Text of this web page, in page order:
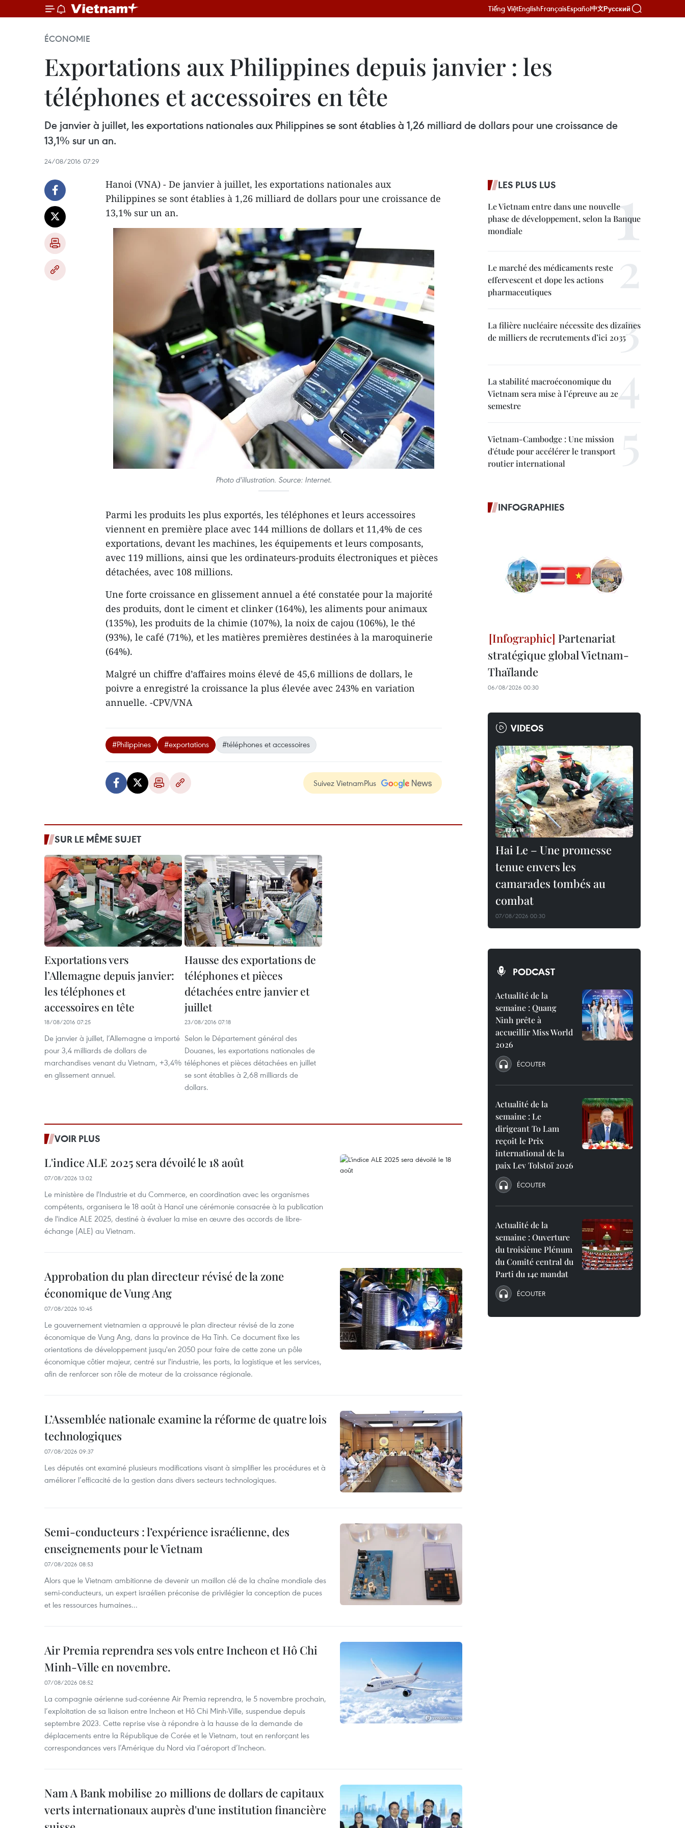
Tiếng ViệtEnglishFrançaisEspañol中文Русский
ÉCONOMIE
Exportations aux Philippines depuis janvier : les
téléphones et accessoires en tête
De janvier à juillet, les exportations nationales aux Philippines se sont établies à 1,26 milliard de dollars pour une croissance de
13,1% sur un an.
24/08/2016 07:29
Hanoi (VNA) - De janvier à juillet, les exportations nationales aux
Philippines se sont établies à 1,26 milliard de dollars pour une croissance de
13,1% sur un an.
Photo d'illustration. Source: Internet.
Parmi les produits les plus exportés, les téléphones et leurs accessoires
viennent en première place avec 144 millions de dollars et 11,4% de ces
exportations, devant les machines, les équipements et leurs composants,
avec 119 millions, ainsi que les ordinateurs-produits électroniques et pièces
détachées, avec 108 millions.
Une forte croissance en glissement annuel a été constatée pour la majorité
des produits, dont le ciment et clinker (164%), les aliments pour animaux
(135%), les produits de la chimie (107%), la noix de cajou (106%), le thé
(93%), le café (71%), et les matières premières destinées à la maroquinerie
(64%).
Malgré un chiffre d’affaires moins élevé de 45,6 millions de dollars, le
poivre a enregistré la croissance la plus élevée avec 243% en variation
annuelle. -CPV/VNA
#Philippines #exportations #téléphones et accessoires
Suivez VietnamPlus
SUR LE MÊME SUJET
Exportations vers
l’Allemagne depuis janvier:
les téléphones et
accessoires en tête
18/08/2016 07:25
De janvier à juillet, l’Allemagne a importé
pour 3,4 milliards de dollars de
marchandises venant du Vietnam, +3,4%
en glissement annuel.
Hausse des exportations de
téléphones et pièces
détachées entre janvier et
juillet
23/08/2016 07:18
Selon le Département général des
Douanes, les exportations nationales de
téléphones et pièces détachées en juillet
se sont établies à 2,68 milliards de
dollars.
VOIR PLUS
L'indice ALE 2025 sera dévoilé le 18 août
07/08/2026 13:02
Le ministère de l'Industrie et du Commerce, en coordination avec les organismes
compétents, organisera le 18 août à Hanoï une cérémonie consacrée à la publication
de l'indice ALE 2025, destiné à évaluer la mise en œuvre des accords de libre-
échange (ALE) au Vietnam.
Approbation du plan directeur révisé de la zone
économique de Vung Ang
07/08/2026 10:45
Le gouvernement vietnamien a approuvé le plan directeur révisé de la zone
économique de Vung Ang, dans la province de Ha Tinh. Ce document fixe les
orientations de développement jusqu'en 2050 pour faire de cette zone un pôle
économique côtier majeur, centré sur l'industrie, les ports, la logistique et les services,
afin de renforcer son rôle de moteur de la croissance régionale.
L’Assemblée nationale examine la réforme de quatre lois
technologiques
07/08/2026 09:37
Les députés ont examiné plusieurs modifications visant à simplifier les procédures et à
améliorer l’efficacité de la gestion dans divers secteurs technologiques.
Semi-conducteurs : l’expérience israélienne, des
enseignements pour le Vietnam
07/08/2026 08:53
Alors que le Vietnam ambitionne de devenir un maillon clé de la chaîne mondiale des
semi-conducteurs, un expert israélien préconise de privilégier la conception de puces
et les ressources humaines...
Air Premia reprendra ses vols entre Incheon et Hô Chi
Minh-Ville en novembre.
07/08/2026 08:52
La compagnie aérienne sud-coréenne Air Premia reprendra, le 5 novembre prochain,
l’exploitation de sa liaison entre Incheon et Hô Chi Minh-Ville, suspendue depuis
septembre 2023. Cette reprise vise à répondre à la hausse de la demande de
déplacements entre la République de Corée et le Vietnam, tout en renforçant les
correspondances vers l’Amérique du Nord via l’aéroport d’Incheon.
Nam A Bank mobilise 20 millions de dollars de capitaux
verts internationaux auprès d'une institution financière
LES PLUS LUS
Le Vietnam entre dans une nouvelle
phase de développement, selon la Banque
mondiale
Le marché des médicaments reste
effervescent et dope les actions
pharmaceutiques
La filière nucléaire nécessite des dizaines
de milliers de recrutements d’ici 2035
La stabilité macroéconomique du
Vietnam sera mise à l’épreuve au 2e
semestre
Vietnam-Cambodge : Une mission
d'étude pour accélérer le transport
routier international
INFOGRAPHIES
Partenariat
stratégique global Vietnam-
Thaïlande
06/08/2026 00:30
VIDEOS
Hai Le – Une promesse
tenue envers les
camarades tombés au
combat
07/08/2026 00:30
PODCAST
Actualité de la
semaine : Quang
Ninh prête à
accueillir Miss World
2026
ÉCOUTER
Actualité de la
semaine : Le
dirigeant To Lam
reçoit le Prix
international de la
paix Lev Tolstoï 2026
ÉCOUTER
Actualité de la
semaine : Ouverture
du troisième Plénum
du Comité central du
Parti du 14e mandat
ÉCOUTER